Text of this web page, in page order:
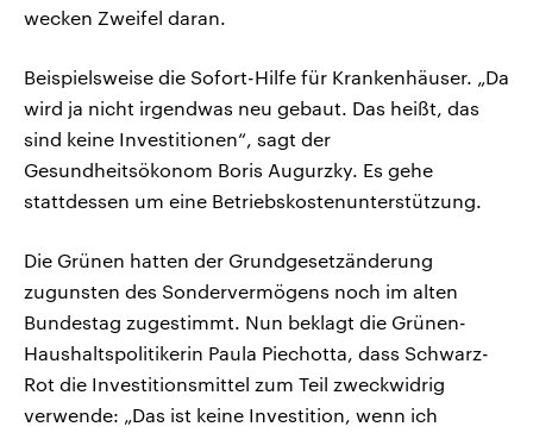
wecken Zweifel daran.
Beispielsweise die Sofort-Hilfe für Krankenhäuser. „Da
wird ja nicht irgendwas neu gebaut. Das heißt, das
sind keine Investitionen“, sagt der
Gesundheitsökonom Boris Augurzky. Es gehe
stattdessen um eine Betriebskostenunterstützung.
Die Grünen hatten der Grundgesetzänderung
zugunsten des Sondervermögens noch im alten
Bundestag zugestimmt. Nun beklagt die Grünen-
Haushaltspolitikerin Paula Piechotta, dass Schwarz-
Rot die Investitionsmittel zum Teil zweckwidrig
verwende: „Das ist keine Investition, wenn ich